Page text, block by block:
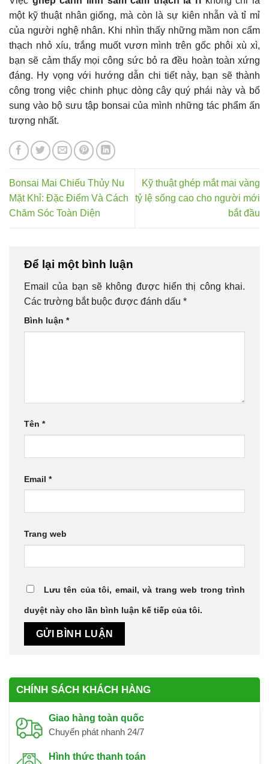
một kỹ thuật nhân giống, mà còn là sự kiên nhẫn và tỉ mỉ
của người nghệ nhân. Khi nhìn thấy những mầm non cẩm
thạch nhỏ xíu, trắng muốt vươn mình trên gốc phôi xù xì,
bạn sẽ cảm thấy mọi công sức bỏ ra đều hoàn toàn xứng
đáng. Hy vọng với hướng dẫn chi tiết này, bạn sẽ thành
công trong việc chinh phục dòng cây quý phái này và bổ
sung vào bộ sưu tập bonsai của mình những tác phẩm ấn
tượng nhất.
Bonsai Mai Chiếu Thủy Nu
Mặt Khỉ: Đặc Điểm Và Cách
Chăm Sóc Toàn Diện
Kỹ thuật ghép mắt mai vàng
tỷ lệ sống cao cho người mới
bắt đầu
Để lại một bình luận
Email của bạn sẽ không được hiển thị công khai.
Các trường bắt buộc được đánh dấu *
Bình luận *
Tên *
Email *
Trang web
Lưu tên của tôi, email, và trang web trong trình
duyệt này cho lần bình luận kế tiếp của tôi.
CHÍNH SÁCH KHÁCH HÀNG
Giao hàng toàn quốc
Chuyển phát nhanh 24/7
Hình thức thanh toán